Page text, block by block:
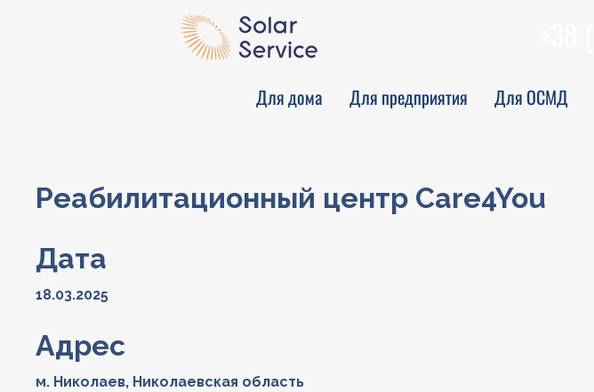
Для дома Для предприятия Для ОСМД
Реабилитационный центр Care4You
Дата
18.03.2025
Адрес
м. Николаев, Николаевская область